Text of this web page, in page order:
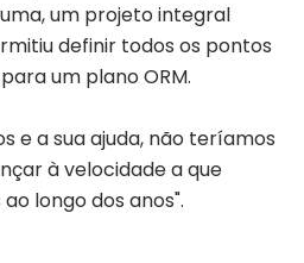
um projeto integral
definir todos os pontos
um plano ORM.
e a sua ajuda, não teríamos
à velocidade a que
longo dos anos".